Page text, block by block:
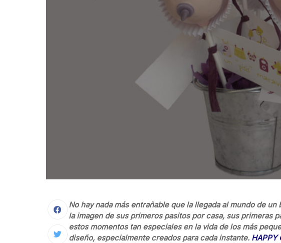
No hay nada más entrañable que la llegada al mundo de
la imagen de sus primeros pasitos por casa, sus primeras
estos momentos tan especiales en la vida de los más
diseño, especialmente creados para cada instante. HAPPY